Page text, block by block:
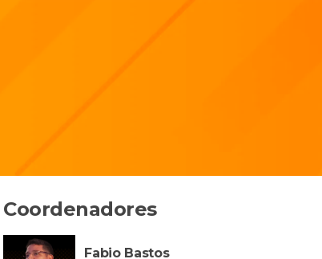
Coordenadores
Fabio Bastos